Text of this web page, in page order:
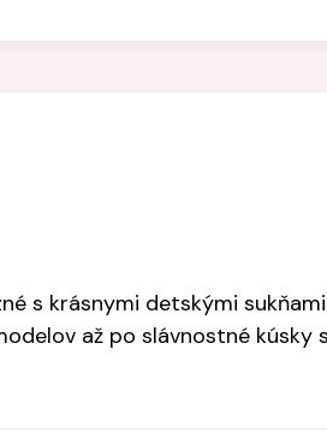
s krásnymi detskými
až po slávnostné